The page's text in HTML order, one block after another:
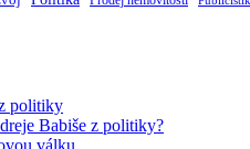
Babiše z politiky?